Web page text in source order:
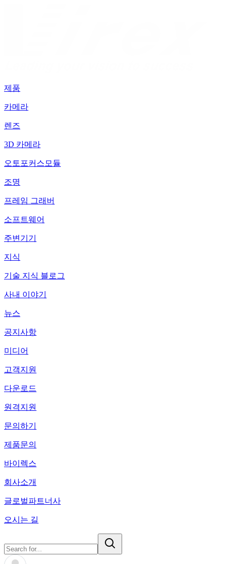
제품
카메라
렌즈
3D 카메라
오토포커스모듈
조명
프레임 그래버
소프트웨어
주변기기
지식
기술 지식 블로그
사내 이야기
뉴스
공지사항
미디어
고객지원
다운로드
원격지원
문의하기
제품문의
바이렉스
회사소개
글로벌파트너사
오시는 길